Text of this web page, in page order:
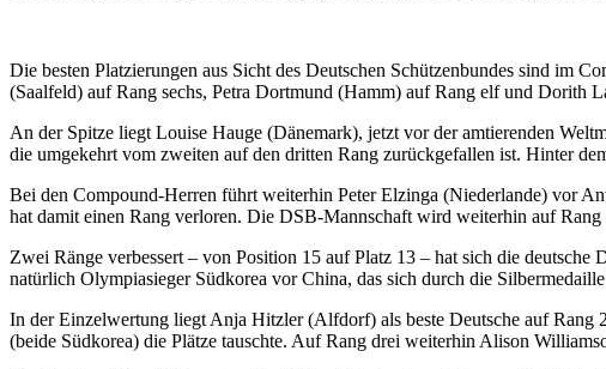
Die besten Platzierungen aus Sicht des Deutschen Schützenbundes sind im
(Saalfeld) auf Rang sechs, Petra Dortmund (Hamm) auf Rang elf und Dorith
An der Spitze liegt Louise Hauge (Dänemark), jetzt vor der amtierenden
die umgekehrt vom zweiten auf den dritten Rang zurückgefallen ist. Hinter
Bei den Compound-Herren führt weiterhin Peter Elzinga (Niederlande) vor
hat damit einen Rang verloren. Die DSB-Mannschaft wird weiterhin auf
Zwei Ränge verbessert – von Position 15 auf Platz 13 – hat sich die
natürlich Olympiasieger Südkorea vor China, das sich durch die
In der Einzelwertung liegt Anja Hitzler (Alfdorf) als beste Deutsche auf
(beide Südkorea) die Plätze tauschte. Auf Rang drei weiterhin Alison